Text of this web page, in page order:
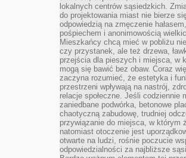
lokalnych centrów sąsiedzkich.
do projektowania miast nie bierze
odpowiedzią na zmęczenie
pośpiechem i anonimowością
Mieszkańcy chcą mieć w pobliżu
czy przystanek, ale też drzewa,
przejścia dla pieszych i miejsca, w
mogą się bawić bez obaw. Coraz
zaczyna rozumieć, że estetyka i
przestrzeni wpływają na nastrój,
relacje społeczne. Jeśli codziennie
zaniedbane podwórka, betonowe
chaotyczną zabudowę, trudniej
przywiązanie do miejsca, w którym
natomiast otoczenie jest
otwarte na ludzi, rośnie poczucie
odpowiedzialności za najbliższe